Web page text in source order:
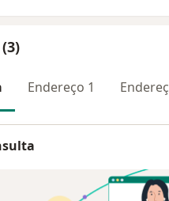
Endereço 1